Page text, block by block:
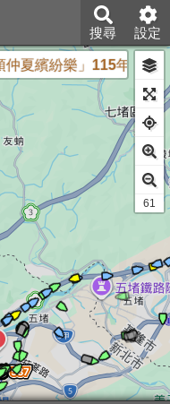
搜尋 設定
仲夏繽紛樂」115年8月
61